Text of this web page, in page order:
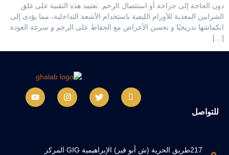
دون الحاجة إلى جراحة أو استئصال الرحم. تعتمد هذه التقنية على غلق
الشرايين المغذية للأورام الليفية باستخدام الأشعة التداخلية، مما يؤدى إلى
انكماشها تدريجيًا و تحسن الأعراض مع الحفاظ على الرحم و سرعة العودة
[…]
للتواصل
217طريق الحرية (ش أبو قير) الإبراهيمية GIG المركز